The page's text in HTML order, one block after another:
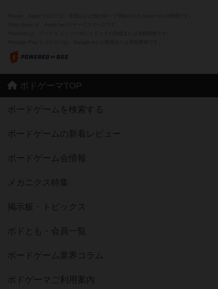
ボドゲーマTOP
ボードゲームを検索する
ボードゲームの新着レビュー
ボードゲーム会情報
メカニクス特集
掲示板・トピックス
ボドとも・会員一覧
ボードゲーム業界コラム
ボドゲーマご利用案内